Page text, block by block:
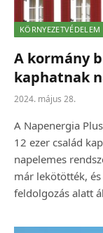
KÖRNYEZETVÉDELEM
A kormány
kaphatnak
2024. május 28.
A Napenergia
12 ezer család
napelemes
már lekötötték,
feldolgozás alatt